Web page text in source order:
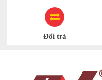
Đổi trả